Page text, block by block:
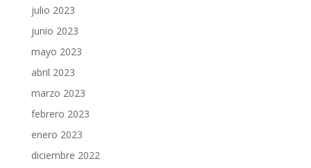
julio 2023
junio 2023
mayo 2023
abril 2023
marzo 2023
febrero 2023
enero 2023
diciembre 2022